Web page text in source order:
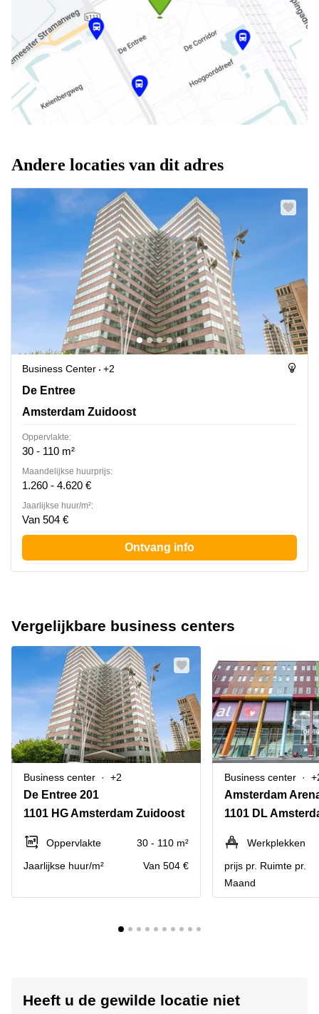
Andere locaties van dit adres
Business Center
+2
De Entree 201, Amsterdam Zuidoost
De Entree
Amsterdam Zuidoost
Oppervlakte:
30 - 110 m²
Maandelijkse huurprijs:
1.260 - 4.620 €
Jaarlijkse huur/m²:
Van 504 €
Ontvang info
Vergelijkbare business centers
Business center +2
De Entree 201
1101 HG Amsterdam Zuidoost
Oppervlakte
30 - 110 m²
Jaarlijkse huur/m²
Van 504 €
Business center
1101 DL
Werkplekken
prijs pr. Ruimte pr.
Maand
Heeft u de gewilde locatie niet